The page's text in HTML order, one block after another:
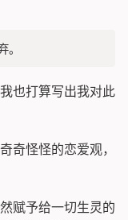
。
也打算写出我对此
奇怪怪的恋爱观，
赋予给一切生灵的